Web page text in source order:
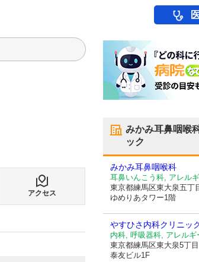
アクセス
みかみ耳鼻咽喉
ック
みかみ耳鼻咽喉科
耳鼻いんこう科, アレル
東京都練馬区東大泉五丁
ゆめりあタワー1階
やすひさ内科クリニッ
内科, 呼吸器科, アレルギ
東京都練馬区東大泉5丁
泰友ビル1F